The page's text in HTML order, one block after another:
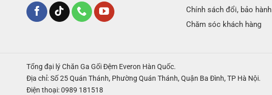
Chính sách đổi, bảo hành
Chăm sóc khách hàng
Tổng đại lý Chăn Ga Gối Đệm Everon Hàn Quốc.
Địa chỉ: Số 25 Quán Thánh, Phường Quán Thánh, Quận Ba Đình, TP Hà Nội.
Điện thoại: 0989 181518